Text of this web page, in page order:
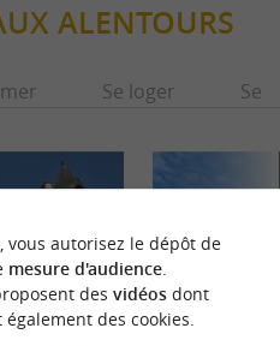
ALENTOURS
Se loger Se
vous autorisez le dépôt de
mesure d'audience.
des vidéosdont
des cookies.